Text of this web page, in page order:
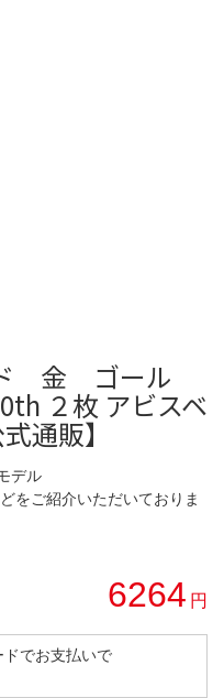
ド 金 ゴール
２枚 アビスベ
通販】
デル
をご紹介いただいておりま
6264 円
でお支払いで